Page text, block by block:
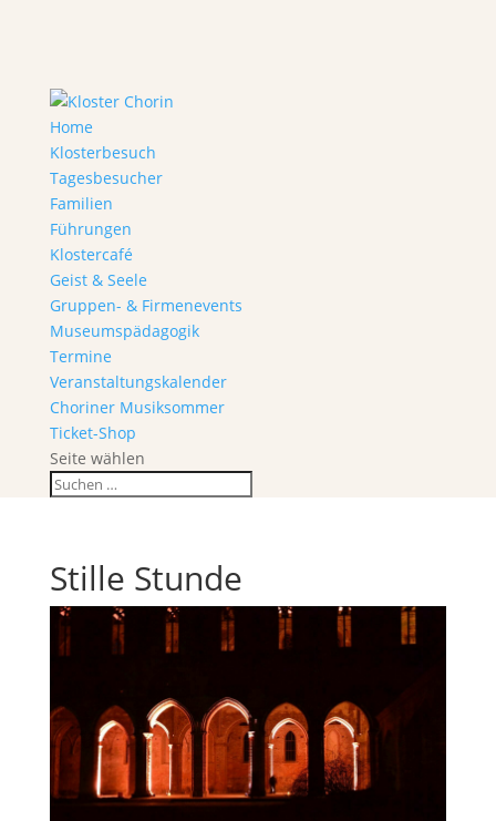
Home
Klosterbesuch
Tagesbesucher
Familien
Führungen
Klostercafé
Geist & Seele
Gruppen- & Firmenevents
Museumspädagogik
Termine
Veranstaltungskalender
Choriner Musiksommer
Ticket-Shop
Seite wählen
Stille Stunde